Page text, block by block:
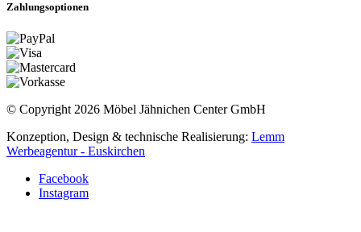
Zahlungsoptionen
© Copyright 2026 Möbel Jähnichen Center GmbH
Konzeption, Design & technische Realisierung: Lemm
Werbeagentur - Euskirchen
Facebook
Instagram